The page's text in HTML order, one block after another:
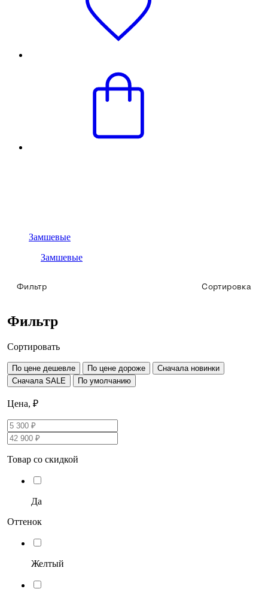
Замшевые
Замшевые
Фильтр Сортировка
Фильтр
Сортировать
По цене дешевле По цене дороже
Сначала новинки
Сначала SALE
По умолчанию
Цена, ₽
Товар со скидкой
Да
Оттенок
Желтый